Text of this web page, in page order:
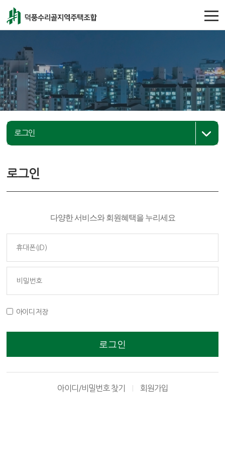
주메뉴 바로가기
컨텐츠 바로가기
로그인
로그인
다양한 서비스와 회원혜택을 누리세요
아이디 저장
로그인
아이디/비밀번호 찾기 회원가입